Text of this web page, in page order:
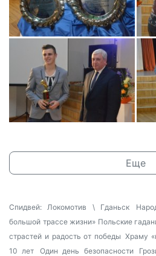
Еще
Спидвей: Локомотив \ Гданьск
большой трассе жизни» Польские
страстей и радость от победы Храму
10 лет
Один день безопасности